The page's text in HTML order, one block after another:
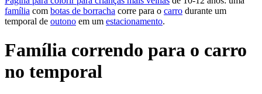
família com botas de borracha corre para o carro durante um
temporal de outono em um estacionamento.
Família correndo para o carro
no temporal